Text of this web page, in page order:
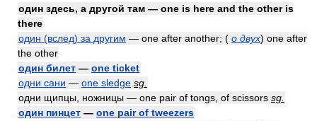
один здесь, а другой там — one is here and the other is
there
один (вслед) за другим — one after another; ( о двух) one after
the other
один билет — one ticket
одни сани — one sledge sg.
одни щипцы, ножницы — one pair of tongs, of scissors sg.
один пинцет — one pair of tweezers